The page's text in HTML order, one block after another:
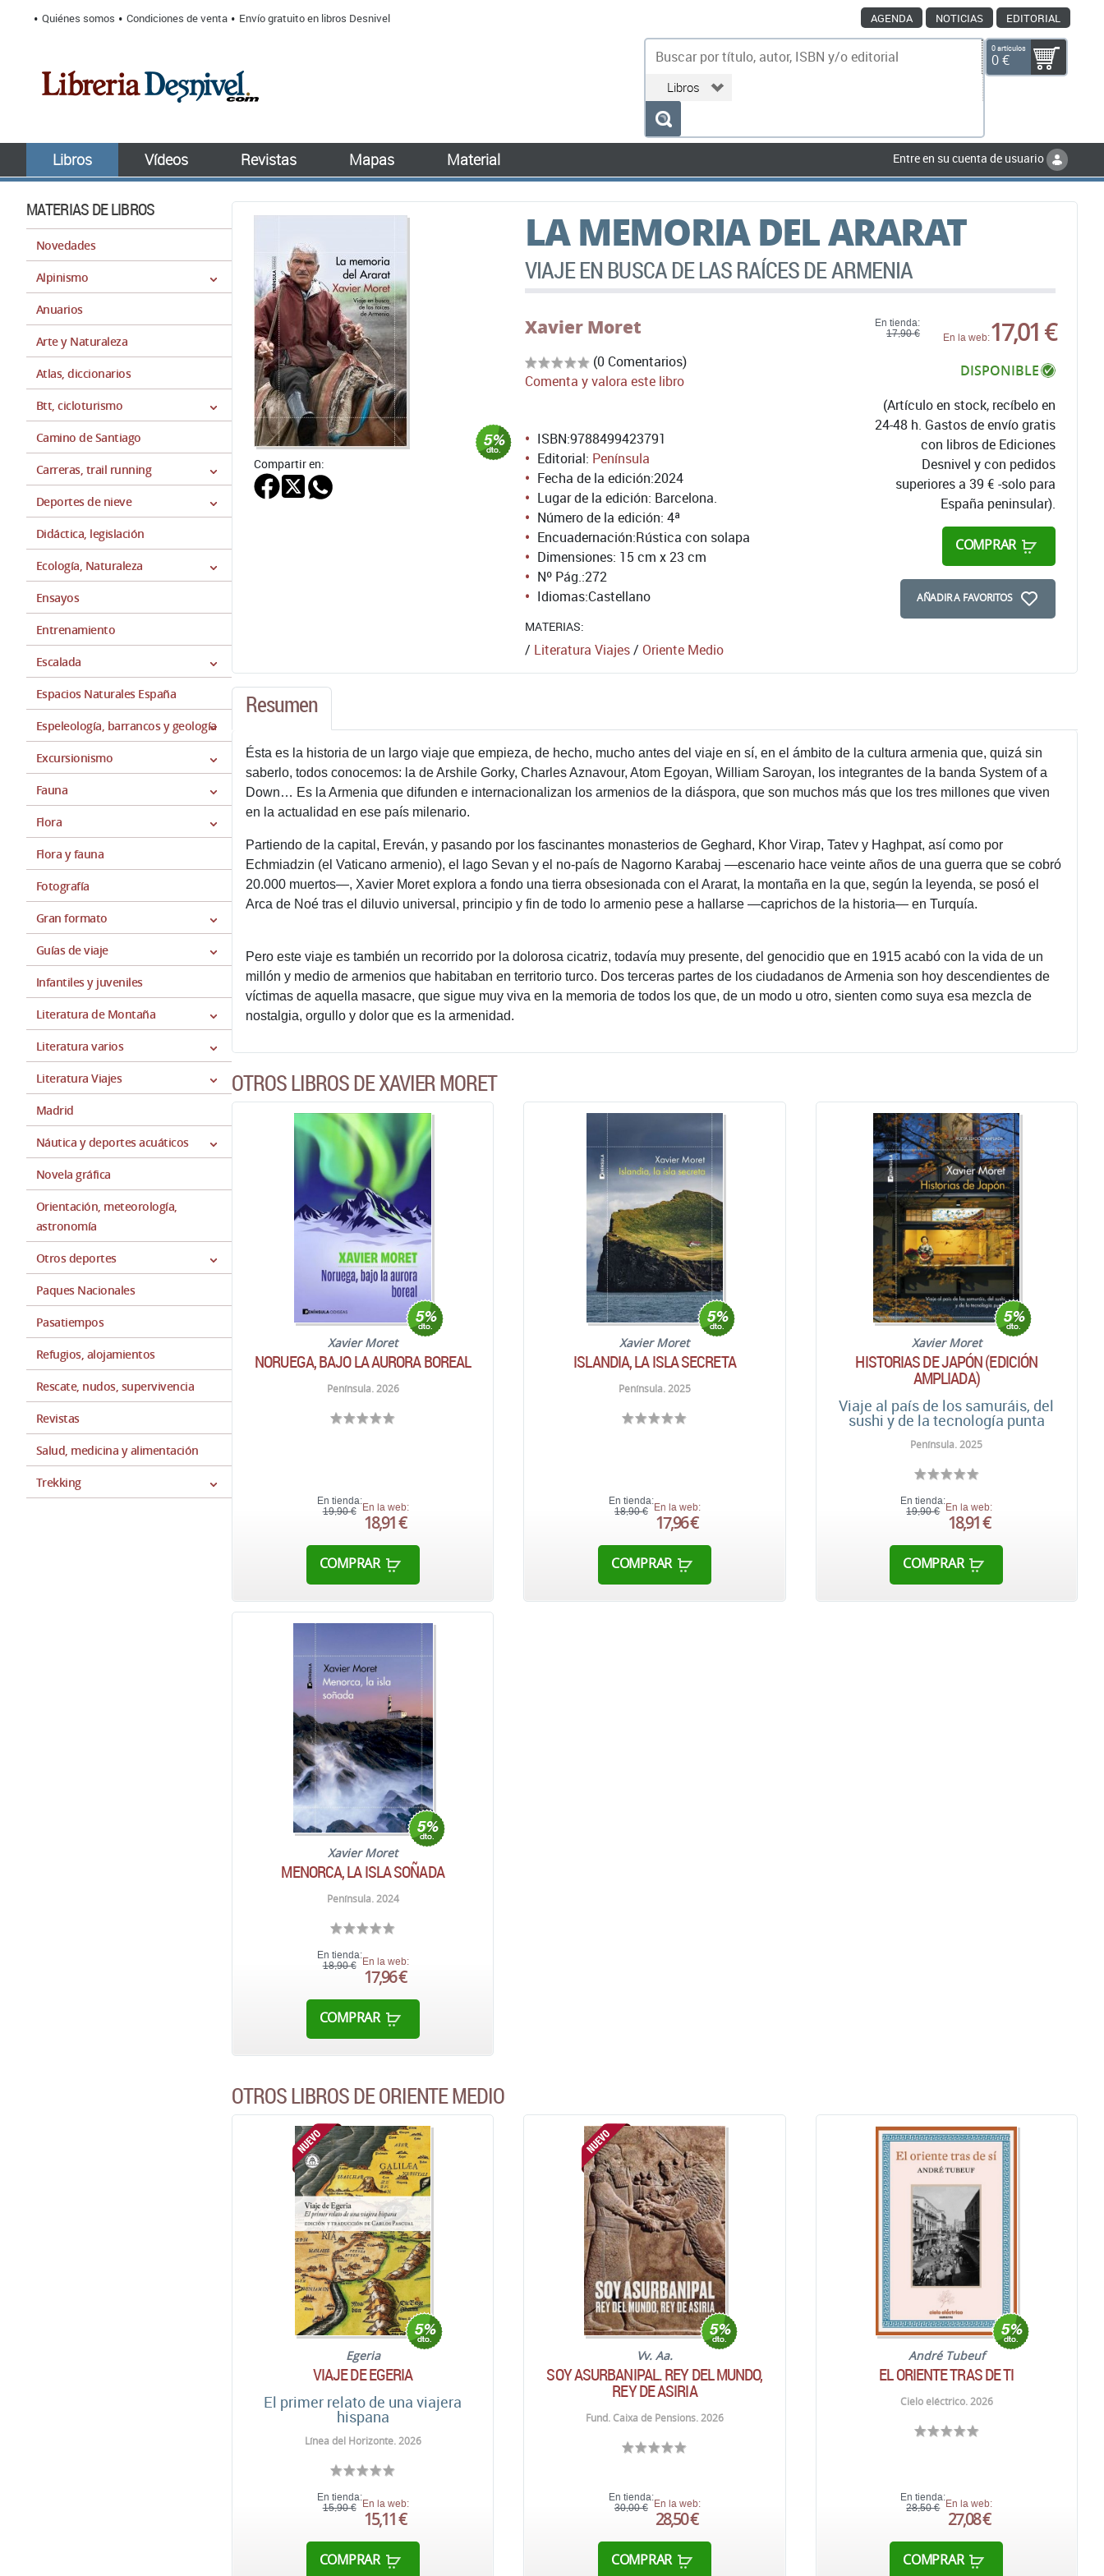
Quiénes somos Condiciones de venta Envío gratuito en libros Desnivel AGENDA NOTICIAS EDITORIAL
0 artículos
0 €
Libros Vídeos Revistas Mapas Material Entre en su cuenta de usuario
MATERIAS DE LIBROS
Novedades
Alpinismo
Anuarios
Arte y Naturaleza
Atlas, diccionarios
Btt, cicloturismo
Camino de Santiago
Carreras, trail running
Deportes de nieve
Didáctica, legislación
Ecología, Naturaleza
Ensayos
Entrenamiento
Escalada
Espacios Naturales España
Espeleología, barrancos y geología
Excursionismo
Fauna
Flora
Flora y fauna
Fotografía
Gran formato
Guías de viaje
Infantiles y juveniles
Literatura de Montaña
Literatura varios
Literatura Viajes
Madrid
Náutica y deportes acuáticos
Novela gráfica
Orientación, meteorología,
astronomía
Otros deportes
Paques Nacionales
Pasatiempos
Refugios, alojamientos
Rescate, nudos, supervivencia
Revistas
Salud, medicina y alimentación
Trekking
LA MEMORIA DEL ARARAT
VIAJE EN BUSCA DE LAS RAÍCES DE ARMENIA
Compartir en:
Xavier Moret
(0 Comentarios)
Comenta y valora este libro
En tienda:
17,90 €
En la web:17,01 €
DISPONIBLE
(Artículo en stock, recíbelo en
24-48 h. Gastos de envío gratis
con libros de Ediciones
Desnivel y con pedidos
superiores a 39 € -solo para
España peninsular).
COMPRAR
AÑADIR A FAVORITOS
ISBN:9788499423791
Editorial: Península
Fecha de la edición:2024
Lugar de la edición: Barcelona.
Número de la edición: 4ª
Encuadernación:Rústica con solapa
Dimensiones: 15 cm x 23 cm
Nº Pág.:272
Idiomas:Castellano
MATERIAS:
/ Literatura Viajes/ Oriente Medio
Resumen
Ésta es la historia de un largo viaje que empieza, de hecho, mucho antes del viaje en sí, en el ámbito de la cultura armenia que, quizá sin
saberlo, todos conocemos: la de Arshile Gorky, Charles Aznavour, Atom Egoyan, William Saroyan, los integrantes de la banda System of a
Down… Es la Armenia que difunden e internacionalizan los armenios de la diáspora, que son muchos más que los tres millones que viven
en la actualidad en ese país milenario.
Partiendo de la capital, Ereván, y pasando por los fascinantes monasterios de Geghard, Khor Virap, Tatev y Haghpat, así como por
Echmiadzin (el Vaticano armenio), el lago Sevan y el no-país de Nagorno Karabaj —escenario hace veinte años de una guerra que se cobró
20.000 muertos—, Xavier Moret explora a fondo una tierra obsesionada con el Ararat, la montaña en la que, según la leyenda, se posó el
Arca de Noé tras el diluvio universal, principio y fin de todo lo armenio pese a hallarse —caprichos de la historia— en Turquía.
Pero este viaje es también un recorrido por la dolorosa cicatriz, todavía muy presente, del genocidio que en 1915 acabó con la vida de un
millón y medio de armenios que habitaban en territorio turco. Dos terceras partes de los ciudadanos de Armenia son hoy descendientes de
víctimas de aquella masacre, que sigue muy viva en la memoria de todos los que, de un modo u otro, sienten como suya esa mezcla de
nostalgia, orgullo y dolor que es la armenidad.
OTROS LIBROS DE XAVIER MORET
Xavier Moret
NORUEGA, BAJO LA AURORA BOREAL
Península. 2026
En tienda:
19,90 € En la web:
18,91 €
COMPRAR
Xavier Moret
ISLANDIA, LA ISLA SECRETA
Península. 2025
En tienda:
18,90 € En la web:
17,96 €
COMPRAR
Xavier Moret
HISTORIAS DE JAPÓN (EDICIÓN
AMPLIADA)
Viaje al país de los samuráis, del
sushi y de la tecnología punta
Península. 2025
En tienda:
19,90 €
En la web:
18,91 €
COMPRAR
Xavier Moret
MENORCA, LA ISLA SOÑADA
Península. 2024
En tienda:
18,90 € En la web:
17,96 €
COMPRAR
OTROS LIBROS DE ORIENTE MEDIO
Egeria
VIAJE DE EGERIA
El primer relato de una viajera
hispana
Línea del Horizonte. 2026
En tienda:
15,90 € En la web:
15,11 €
COMPRAR
Vv. Aa.
SOY ASURBANIPAL. REY DEL MUNDO,
REY DE ASIRIA
Fund. Caixa de Pensions. 2026
En tienda:
30,00 € En la web:
28,50 €
COMPRAR
André Tubeuf
EL ORIENTE TRAS DE TI
Cielo eléctrico. 2026
En tienda:
28,50 €
En la web:
27,08 €
COMPRAR